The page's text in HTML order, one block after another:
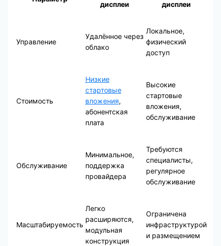
дисплеи дисплеи
Управление
Удалённое через
облако
Локальное,
физический
доступ
Стоимость
Низкие
стартовые
вложения,
абонентская
плата
Высокие
стартовые
вложения,
обслуживание
Обслуживание
Минимальное,
поддержка
провайдера
Требуются
специалисты,
регулярное
обслуживание
Масштабируемость
Легко
расширяются,
модульная
конструкция
Ограничена
инфраструктурой
и размещением